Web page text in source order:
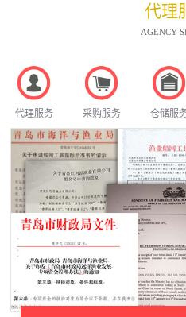
代理
AGENCY
代理服务 采购服务 仓储服